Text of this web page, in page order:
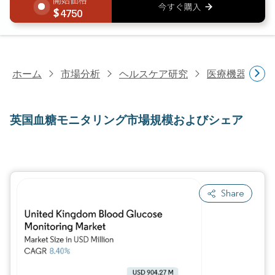
4750
ホーム 市場分析 ヘルスケア研究 医療機器研究
英国血糖モニタリング市場規模およびシェア
Share